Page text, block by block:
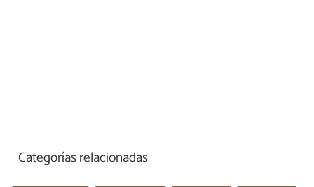
Categorías relacionadas